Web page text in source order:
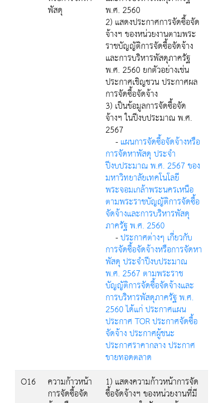
พัสดุ พ.ศ. 2560
2) แสดงประกาศการจัดซื้อจัด
จ้างฯ ของหน่วยงานตามพระ
ราชบัญญัติการจัดซื้อจัดจ้าง
และการบริหารพัสดุภาครัฐ
พ.ศ. 2560 ยกตัวอย่างเช่น
ประกาศเชิญชวน ประกาศผล
การจัดซื้อจัดจ้าง
3) เป็นข้อมูลการจัดซื้อจัด
จ้างฯ ในปีงบประมาณ พ.ศ.
2567
-แผนการจัดซื้อจัดจ้างหรือ
การจัดหาพัสดุ ประจำ
ปีงบประมาณ พ.ศ. 2567 ของ
มหาวิทยาลัยเทคโนโลยี
พระจอมเกล้าพระนครเหนือ
ตามพระราชบัญญัติการจัดซื้อ
จัดจ้างและการบริหารพัสดุ
ภาครัฐ พ.ศ. 2560
-ประกาศต่างๆ เกี่ยวกับ
การจัดซื้อจัดจ้างหรือการจัดหา
พัสดุ ประจำปีงบประมาณ
พ.ศ. 2567 ตามพระราช
บัญญัติการจัดซื้อจัดจ้างและ
การบริหารพัสดุภาครัฐ พ.ศ.
2560 ได้แก่ ประกาศแผน
ประกาศ TOR ประกาศจัดซื้อ
จัดจ้าง ประกาศผู้ชนะ
ประกาศราคากลาง ประกาศ
ขายทอดตลาด
O16
ความก้าวหน้า
การจัดซื้อจัด
1) แสดงความก้าวหน้าการจัด
ซื้อจัดจ้างฯ ของหน่วยงานที่มี